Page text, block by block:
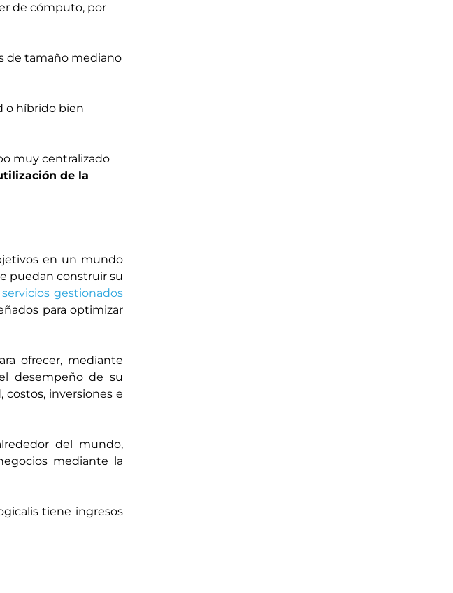
de cómputo, por
de tamaño mediano
o híbrido bien
muy centralizado
de la
en un mundo
puedan construir su
servicios gestionados
para optimizar
ofrecer, mediante
desempeño de su
inversiones e
del mundo,
mediante la
tiene ingresos